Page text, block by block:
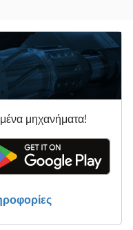
μηχανήματα!